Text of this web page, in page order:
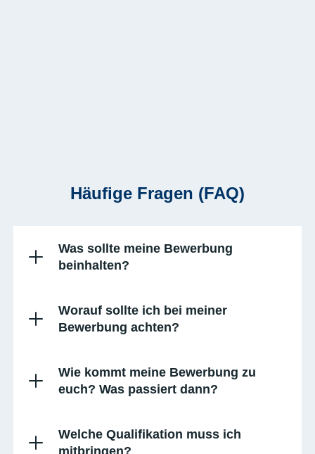
Häufige Fragen (FAQ)
Was sollte meine Bewerbung
beinhalten?
Worauf sollte ich bei meiner
Bewerbung achten?
Wie kommt meine Bewerbung zu
euch? Was passiert dann?
Welche Qualifikation muss ich
mitbringen?